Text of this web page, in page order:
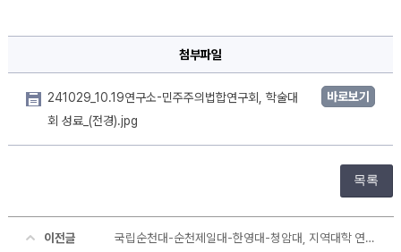
첨부파일
241029_10.19연구소-민주주의법합연구회, 학술대
회 성료_(전경).jpg
바로보기
목록
이전글 국립순천대-순천제일대-한영대-청암대, 지역대학 연계 인재 양성을 위한 업무협약 체결